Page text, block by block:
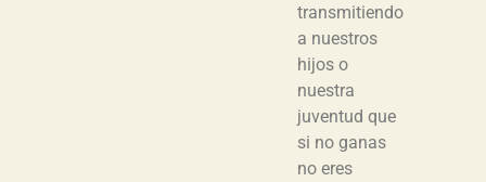
transmitiendo
a nuestros
hijos o
nuestra
juventud que
si no ganas
no eres